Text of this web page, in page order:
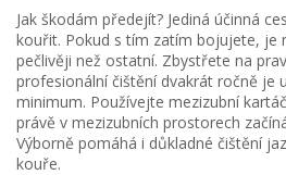
Jak škodám předejít? Jediná účinná
kouřit. Pokud s tím zatím bojujete, je
pečlivěji než ostatní. Zbystřete na
profesionální čištění dvakrát ročně je
minimum. Používejte mezizubní
právě v mezizubních prostorech
Výborně pomáhá i důkladné čištění
kouře.